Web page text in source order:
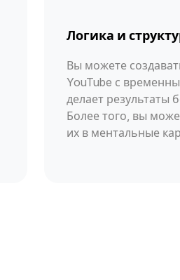
Логика и
Вы можете
YouTube с
делает результаты
Более того, вы
их в ментальные